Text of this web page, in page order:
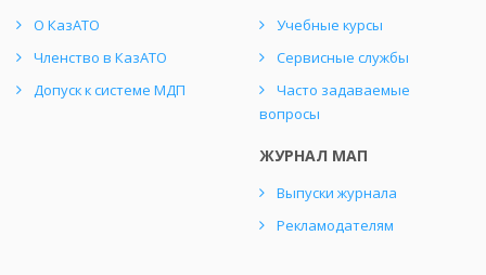
О КазАТО
Членство в КазАТО
Допуск к системе МДП
Учебные курсы
Сервисные службы
Часто задаваемые
вопросы
ЖУРНАЛ МАП
Выпуски журнала
Рекламодателям